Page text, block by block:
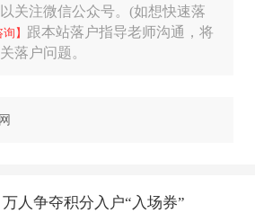
关注微信公众号。(如想快速落
】 跟本站落户指导老师沟通，将
落户问题。
人争夺积分入户“入场券”